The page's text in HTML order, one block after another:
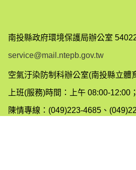
南投縣政府環境保護局辦公室
service@mail.ntepb.gov.tw
空氣汙染防制科辦公室(南投縣立體
上班(服務)時間：上午 08:00-
陳情專線：(049)223-4685、